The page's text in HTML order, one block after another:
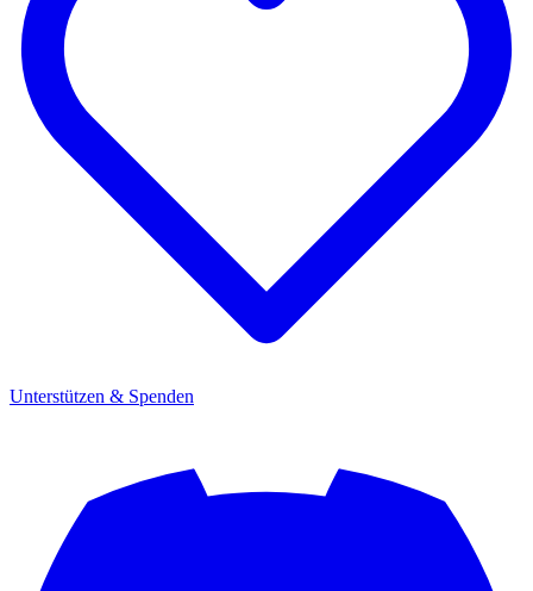
Unterstützen & Spenden